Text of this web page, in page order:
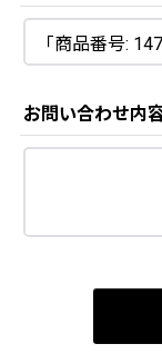
お問い合わせ内